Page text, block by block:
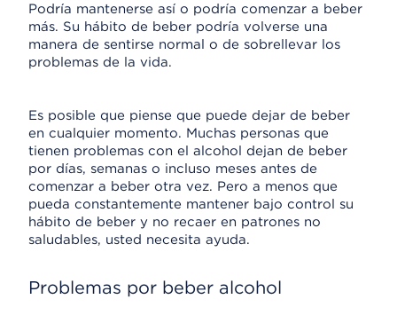
Podría mantenerse así o podría comenzar a beber
más. Su hábito de beber podría volverse una
manera de sentirse normal o de sobrellevar los
problemas de la vida.
Es posible que piense que puede dejar de beber
en cualquier momento. Muchas personas que
tienen problemas con el alcohol dejan de beber
por días, semanas o incluso meses antes de
comenzar a beber otra vez. Pero a menos que
pueda constantemente mantener bajo control su
hábito de beber y no recaer en patrones no
saludables, usted necesita ayuda.
Problemas por beber alcohol